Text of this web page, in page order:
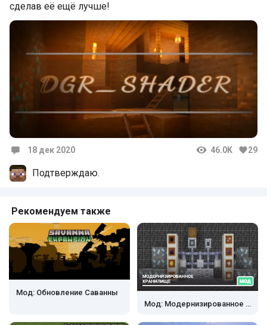
сделав её ещё лучше!
18 дек 2020 46.0K 29
Подтверждаю.
Рекомендуем также
Мод: Обновление Саванны
Мод: Модернизированное хранилище